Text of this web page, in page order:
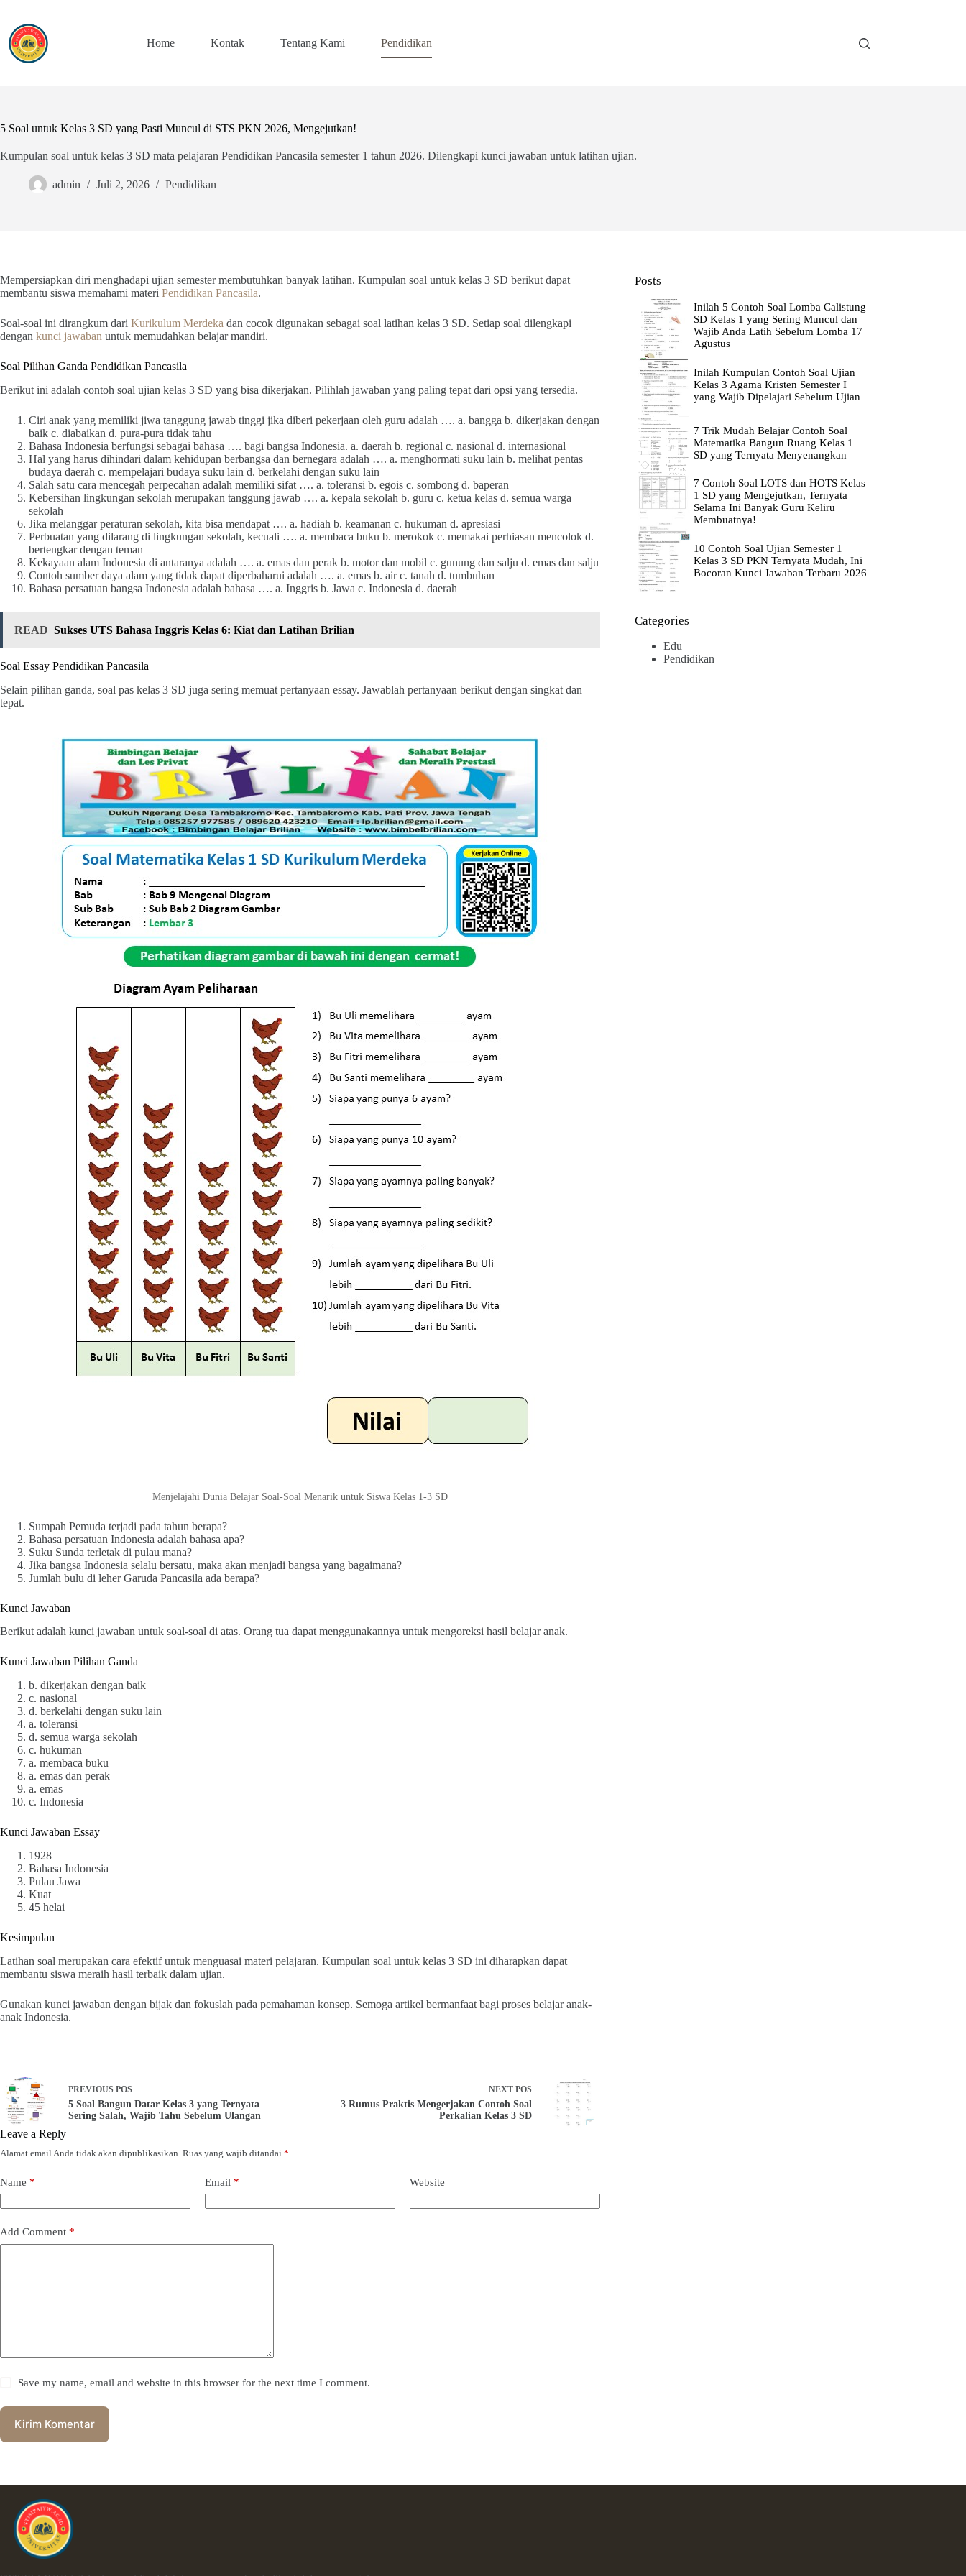
content
Home
Kontak Tentang Kami Pendidikan
5 Soal untuk Kelas 3 SD yang Pasti Muncul di STS PKN 2026, Mengejutkan!
Kumpulan soal untuk kelas 3 SD mata pelajaran Pendidikan Pancasila semester 1 tahun 2026. Dilengkapi kunci jawaban untuk latihan ujian.
admin Juli 2, 2026 Pendidikan
Mempersiapkan diri menghadapi ujian semester membutuhkan banyak latihan. Kumpulan soal untuk kelas 3 SD berikut dapat
membantu siswa memahami materi Pendidikan Pancasila.
Soal-soal ini dirangkum dari Kurikulum Merdeka dan cocok digunakan sebagai soal latihan kelas 3 SD. Setiap soal dilengkapi
dengan kunci jawaban untuk memudahkan belajar mandiri.
Soal Pilihan Ganda Pendidikan Pancasila
Berikut ini adalah contoh soal ujian kelas 3 SD yang bisa dikerjakan. Pilihlah jawaban yang paling tepat dari opsi yang tersedia.
Ciri anak yang memiliki jiwa tanggung jawab tinggi jika diberi pekerjaan oleh guru adalah …. a. bangga b. dikerjakan dengan
baik c. diabaikan d. pura-pura tidak tahu
Bahasa Indonesia berfungsi sebagai bahasa …. bagi bangsa Indonesia. a. daerah b. regional c. nasional d. internasional
Hal yang harus dihindari dalam kehidupan berbangsa dan bernegara adalah …. a. menghormati suku lain b. melihat pentas
budaya daerah c. mempelajari budaya suku lain d. berkelahi dengan suku lain
Salah satu cara mencegah perpecahan adalah memiliki sifat …. a. toleransi b. egois c. sombong d. baperan
Kebersihan lingkungan sekolah merupakan tanggung jawab …. a. kepala sekolah b. guru c. ketua kelas d. semua warga
sekolah
Jika melanggar peraturan sekolah, kita bisa mendapat …. a. hadiah b. keamanan c. hukuman d. apresiasi
Perbuatan yang dilarang di lingkungan sekolah, kecuali …. a. membaca buku b. merokok c. memakai perhiasan mencolok d.
bertengkar dengan teman
Kekayaan alam Indonesia di antaranya adalah …. a. emas dan perak b. motor dan mobil c. gunung dan salju d. emas dan salju
Contoh sumber daya alam yang tidak dapat diperbaharui adalah …. a. emas b. air c. tanah d. tumbuhan
Bahasa persatuan bangsa Indonesia adalah bahasa …. a. Inggris b. Jawa c. Indonesia d. daerah
READ Sukses UTS Bahasa Inggris Kelas 6: Kiat dan Latihan Brilian
Soal Essay Pendidikan Pancasila
Selain pilihan ganda, soal pas kelas 3 SD juga sering memuat pertanyaan essay. Jawablah pertanyaan berikut dengan singkat dan
tepat.
Menjelajahi Dunia Belajar Soal-Soal Menarik untuk Siswa Kelas 1-3 SD
Sumpah Pemuda terjadi pada tahun berapa?
Bahasa persatuan Indonesia adalah bahasa apa?
Suku Sunda terletak di pulau mana?
Jika bangsa Indonesia selalu bersatu, maka akan menjadi bangsa yang bagaimana?
Jumlah bulu di leher Garuda Pancasila ada berapa?
Kunci Jawaban
Berikut adalah kunci jawaban untuk soal-soal di atas. Orang tua dapat menggunakannya untuk mengoreksi hasil belajar anak.
Kunci Jawaban Pilihan Ganda
b. dikerjakan dengan baik
c. nasional
d. berkelahi dengan suku lain
a. toleransi
d. semua warga sekolah
c. hukuman
a. membaca buku
a. emas dan perak
a. emas
c. Indonesia
Kunci Jawaban Essay
1928
Bahasa Indonesia
Pulau Jawa
Kuat
45 helai
Kesimpulan
Latihan soal merupakan cara efektif untuk menguasai materi pelajaran. Kumpulan soal untuk kelas 3 SD ini diharapkan dapat
membantu siswa meraih hasil terbaik dalam ujian.
Gunakan kunci jawaban dengan bijak dan fokuslah pada pemahaman konsep. Semoga artikel bermanfaat bagi proses belajar anak-
anak Indonesia.
PREVIOUS POS
5 Soal Bangun Datar Kelas 3 yang Ternyata
Sering Salah, Wajib Tahu Sebelum Ulangan
NEXT POS
3 Rumus Praktis Mengerjakan Contoh Soal
Perkalian Kelas 3 SD
Leave a Reply
Alamat email Anda tidak akan dipublikasikan. Ruas yang wajib ditandai *
Name * Email * Website
Add Comment *
Save my name, email and website in this browser for the next time I comment.
Kirim Komentar
Posts
Inilah 5 Contoh Soal Lomba Calistung
SD Kelas 1 yang Sering Muncul dan
Wajib Anda Latih Sebelum Lomba 17
Agustus
Inilah Kumpulan Contoh Soal Ujian
Kelas 3 Agama Kristen Semester I
yang Wajib Dipelajari Sebelum Ujian
7 Trik Mudah Belajar Contoh Soal
Matematika Bangun Ruang Kelas 1
SD yang Ternyata Menyenangkan
7 Contoh Soal LOTS dan HOTS Kelas
1 SD yang Mengejutkan, Ternyata
Selama Ini Banyak Guru Keliru
Membuatnya!
10 Contoh Soal Ujian Semester 1
Kelas 3 SD PKN Ternyata Mudah, Ini
Bocoran Kunci Jawaban Terbaru 2026
Categories
Edu
Pendidikan